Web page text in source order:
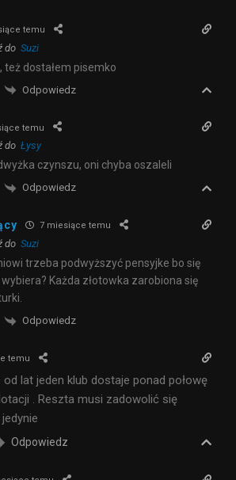
temu
do Suzi
też dostałem pisemko
Odpowiedz
temu
do Łysy
czynszu, oni chyba oszaleli
Odpowiedz
7 miesiące temu
do Suzi
trzeba podwyższyć pensyjke bo się
Każda złotowka zarobiona się
Odpowiedz
temu
lat jeden klub dostaje ponad połowę
. Reszta musi zadowolić się
Odpowiedz